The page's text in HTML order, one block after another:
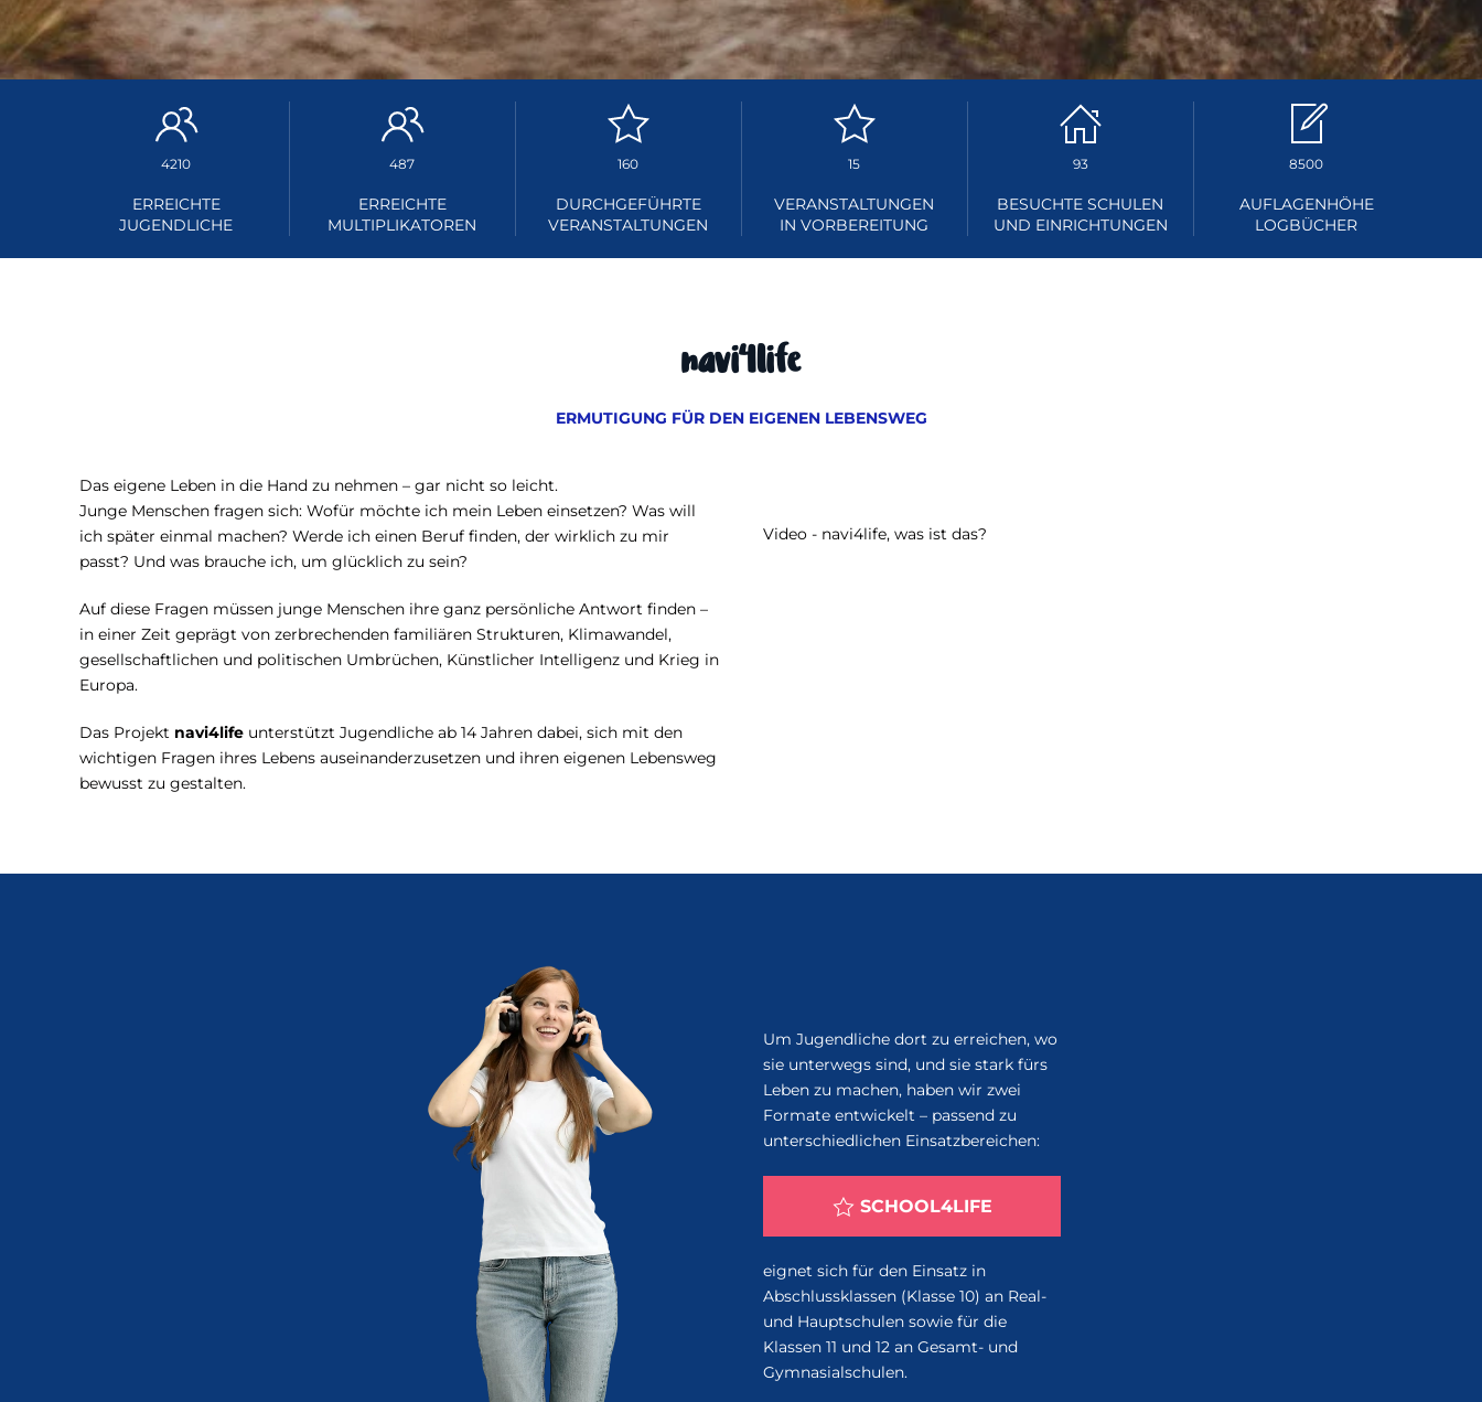
4210
ERREICHTE
JUGENDLICHE
487
ERREICHTE
MULTIPLIKATOREN
160
DURCHGEFÜHRTE
VERANSTALTUNGEN
15
VERANSTALTUNGEN
IN VORBEREITUNG
93
BESUCHTE SCHULEN
UND EINRICHTUNGEN
8500
AUFLAGENHÖHE
LOGBÜCHER
navi4life
ERMUTIGUNG FÜR DEN EIGENEN LEBENSWEG
Das eigene Leben in die Hand zu nehmen – gar nicht so leicht.
Junge Menschen fragen sich: Wofür möchte ich mein Leben einsetzen? Was will
ich später einmal machen? Werde ich einen Beruf finden, der wirklich zu mir
passt? Und was brauche ich, um glücklich zu sein?
Auf diese Fragen müssen junge Menschen ihre ganz persönliche Antwort finden –
in einer Zeit geprägt von zerbrechenden familiären Strukturen, Klimawandel,
gesellschaftlichen und politischen Umbrüchen, Künstlicher Intelligenz und Krieg in
Europa.
Das Projekt navi4life unterstützt Jugendliche ab 14 Jahren dabei, sich mit den
wichtigen Fragen ihres Lebens auseinanderzusetzen und ihren eigenen Lebensweg
bewusst zu gestalten.
Video - navi4life, was ist das?
Um Jugendliche dort zu erreichen, wo
sie unterwegs sind, und sie stark fürs
Leben zu machen, haben wir zwei
Formate entwickelt – passend zu
unterschiedlichen Einsatzbereichen:
SCHOOL4LIFE
eignet sich für den Einsatz in
Abschlussklassen (Klasse 10) an Real-
und Hauptschulen sowie für die
Klassen 11 und 12 an Gesamt- und
Gymnasialschulen.